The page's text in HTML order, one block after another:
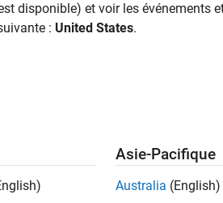
disponible) et voir les événements
: United States.
Asie-Pacifique
Australia (English)